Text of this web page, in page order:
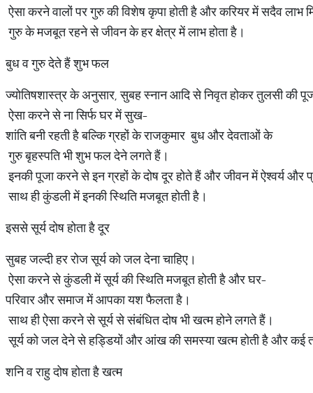
ऐसा करने वालों पर गुरु की विशेष कृपा होती है और करियर में सदैव लाभ
गुरु के मजबूत रहने से जीवन के हर क्षेत्र में लाभ होता है।
बुध व गुरु देते हैं शुभ फल
ज्योतिषशास्त्र के अनुसार, सुबह स्नान आदि से निवृत होकर तुलसी की
ऐसा करने से ना सिर्फ घर में सुख-
शांति बनी रहती है बल्कि ग्रहों के राजकुमार बुध और देवताओं के
गुरु बृहस्पति भी शुभ फल देने लगते हैं।
इनकी पूजा करने से इन ग्रहों के दोष दूर होते हैं और जीवन में ऐश्वर्य और
साथ ही कुंडली में इनकी स्थिति मजबूत होती है।
इससे सूर्य दोष होता है दूर
सुबह जल्दी हर रोज सूर्य को जल देना चाहिए।
ऐसा करने से कुंडली में सूर्य की स्थिति मजबूत होती है और घर-
परिवार और समाज में आपका यश फैलता है।
साथ ही ऐसा करने से सूर्य से संबंधित दोष भी खत्म होने लगते हैं।
सूर्य को जल देने से हड्डियों और आंख की समस्या खत्म होती है और कई
शनि व राहु दोष होता है खत्म